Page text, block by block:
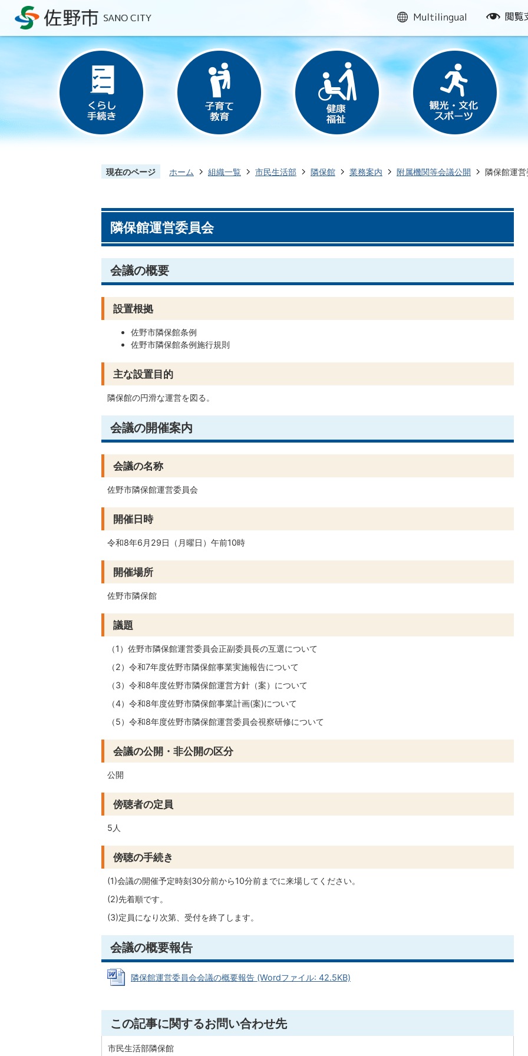
multilingual
閲
援
現在のページ ホーム 組織一覧 市民生活部 隣保館 業務案内 附属機関等会議公開 隣保館運営
隣保館運営委員会
会議の概要
設置根拠
佐野市隣保館条例
佐野市隣保館条例施行規則
主な設置目的
隣保館の円滑な運営を図る。
会議の開催案内
会議の名称
佐野市隣保館運営委員会
開催日時
令和8年6月29日（月曜日）午前10時
開催場所
佐野市隣保館
議題
（1）佐野市隣保館運営委員会正副委員長の互選について
（2）令和7年度佐野市隣保館事業実施報告について
（3）令和8年度佐野市隣保館運営方針（案）について
（4）令和8年度佐野市隣保館事業計画(案)について
（5）令和8年度佐野市隣保館運営委員会視察研修について
会議の公開・非公開の区分
公開
傍聴者の定員
5人
傍聴の手続き
(1)会議の開催予定時刻30分前から10分前までに来場してください。
(2)先着順です。
(3)定員になり次第、受付を終了します。
会議の概要報告
隣保館運営委員会会議の概要報告 (Wordファイル: 42.5KB)
この記事に関するお問い合わせ先
市民生活部隣保館